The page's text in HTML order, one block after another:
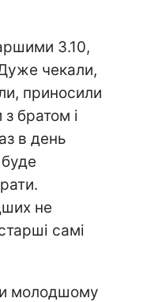
3.10,
чекали,
приносили
братом і
в день
не
самі
молодшому